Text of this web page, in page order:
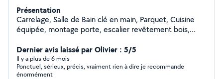
Présentation
Carrelage, Salle de Bain clé en main, Parquet, Cuisine
équipée, montage porte, escalier revêtement bois,
mesures, ....
Dernier avis laissé par Olivier : 5/5
Il y a plus de 6 mois
Ponctuel, sérieux, précis, vraiment rien à dire je recommande
énormément